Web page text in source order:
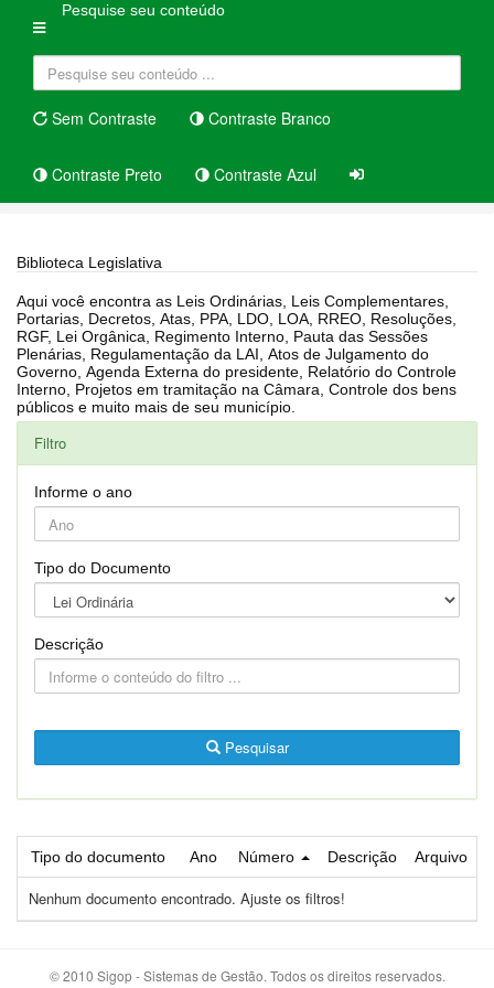
Pesquise seu conteúdo
Sem Contraste Contraste Branco
Contraste Preto Contraste Azul
Biblioteca Legislativa
Aqui você encontra as Leis Ordinárias, Leis Complementares,
Portarias, Decretos, Atas, PPA, LDO, LOA, RREO, Resoluções,
RGF, Lei Orgânica, Regimento Interno, Pauta das Sessões
Plenárias, Regulamentação da LAI, Atos de Julgamento do
Governo, Agenda Externa do presidente, Relatório do Controle
Interno, Projetos em tramitação na Câmara, Controle dos bens
públicos e muito mais de seu município.
Filtro
Informe o ano
Tipo do Documento
Descrição
Pesquisar
Tipo do documento Ano Número Descrição Arquivo
Nenhum documento encontrado. Ajuste os filtros!
© 2010 Sigop - Sistemas de Gestão. Todos os direitos reservados.